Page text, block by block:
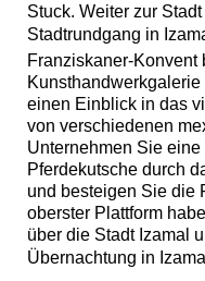
Stuck. Weiter zur
Stadtrundgang in
Franziskaner-
einen Einblick in das
von verschiedenen
Unternehmen Sie
Pferdekutsche durch
und besteigen Sie die
oberster Plattform
über die Stadt Izamal
Übernachtung in Izamal